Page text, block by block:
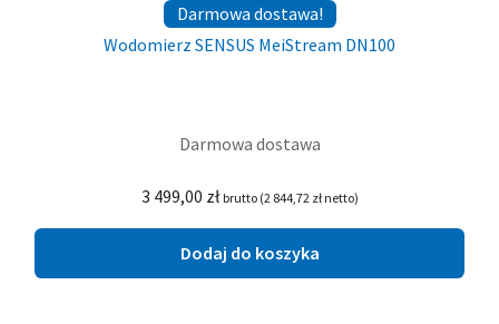
Darmowa dostawa!
Wodomierz SENSUS MeiStream DN100
Darmowa dostawa
3 499,00 zł brutto (2 844,72 złnetto)
Dodaj do koszyka